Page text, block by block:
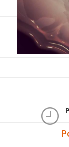
Lexique